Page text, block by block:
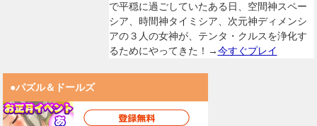
で平穏に過ごしていたある日、空間神スペー
シア、時間神タイミシア、次元神ディメンシ
アの３人の女神が、テンタ・クルスを浄化す
るためにやってきた！→今すぐプレイ
●パズル＆ドールズ